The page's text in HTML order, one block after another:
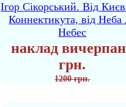
Ігор Сікорський. Від
Коннектикута, від Неба
Небес
наклад
грн.
1200 грн.